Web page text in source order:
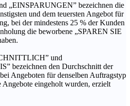
„EINSPARUNGEN” bezeichnen die
und dem teuersten Angebot für
bei der mindestens 25 % der Kunden
die beworbene „SPAREN SIE
und
bezeichnen den Durchschnitt der
Angeboten für denselben Auftragstyp
eingeholt wurden, erzielt